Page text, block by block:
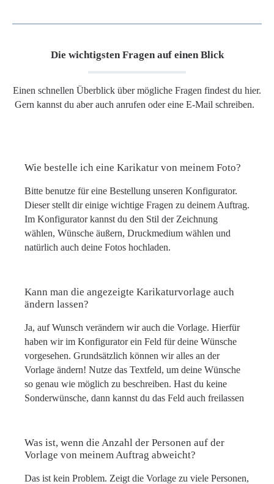
Die wichtigsten Fragen auf einen Blick
Einen schnellen Überblick über mögliche Fragen findest du hier.
Gern kannst du aber auch anrufen oder eine E-Mail schreiben.
Wie bestelle ich eine Karikatur von meinem Foto?
Bitte benutze für eine Bestellung unseren Konfigurator.
Dieser stellt dir einige wichtige Fragen zu deinem Auftrag.
Im Konfigurator kannst du den Stil der Zeichnung
wählen, Wünsche äußern, Druckmedium wählen und
natürlich auch deine Fotos hochladen.
Kann man die angezeigte Karikaturvorlage auch
ändern lassen?
Ja, auf Wunsch verändern wir auch die Vorlage. Hierfür
haben wir im Konfigurator ein Feld für deine Wünsche
vorgesehen. Grundsätzlich können wir alles an der
Vorlage ändern! Nutze das Textfeld, um deine Wünsche
so genau wie möglich zu beschreiben. Hast du keine
Sonderwünsche, dann kannst du das Feld auch freilassen
Was ist, wenn die Anzahl der Personen auf der
Vorlage von meinem Auftrag abweicht?
Das ist kein Problem. Zeigt die Vorlage zu viele Personen,